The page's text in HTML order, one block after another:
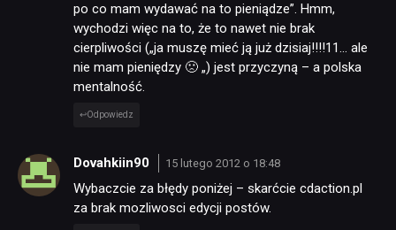
po co mam wydawać na to pieniądze”. Hmm,
wychodzi więc na to, że to nawet nie brak
cierpliwości („ja muszę mieć ją już dzisiaj!!!!11… ale
nie mam pieniędzy 🙁 „) jest przyczyną – a polska
mentalność.
Odpowiedz
Dovahkiin90 15 lutego 2012 o 18:48
Wybaczcie za błędy poniżej – skarćcie cdaction.pl
za brak mozliwosci edycji postów.